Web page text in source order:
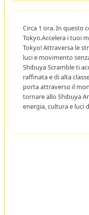
Circa 1 ora. In questo
Tokyo.Accelera i tuoi
Tokyo! Attraversa le
luci e movimento
Shibuya Scramble ti
raffinata e di alta
porta attraverso il
tornare allo Shibuya
energia, cultura e luci